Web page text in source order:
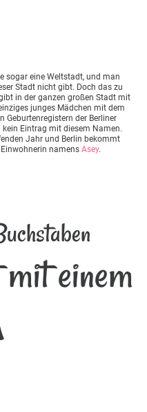
sogar eine Weltstadt, und man
Stadt nicht gibt. Doch das zu
in der ganzen großen Stadt mit
junges Mädchen mit dem
Geburtenregistern der Berliner
Eintrag mit diesem Namen.
Jahr und Berlin bekommt
namens Asey.
einem